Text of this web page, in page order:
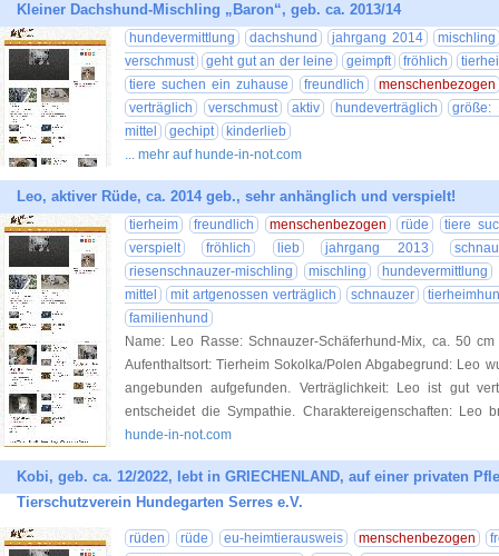
Kleiner Dachshund-Mischling „Baron“, geb. ca. 2013/14
hundevermittlung dachshund jahrgang 2014
mischling
verschmust
geht gut an der leine geimpft fröhlich
tiere suchen ein zuhause
freundlich
menschenbezogen
verträglich
verschmust aktiv hundeverträglich
größe:
mittel
gechipt
kinderlieb
... mehr auf hunde-in-not.com
Leo, aktiver Rüde, ca. 2014 geb., sehr anhänglich und verspielt!
tierheim freundlich menschenbezogen rüde
tiere
verspielt
fröhlich lieb jahrgang 2013
riesenschnauzer-mischling
mischling
hundevermittlung
mittel
mit artgenossen verträglich schnauzer
familienhund
Name: Leo Rasse: Schnauzer-Schäferhund-Mix, ca. 50
Aufenthaltsort: Tierheim Sokolka/Polen Abgabegrund: Leo
angebunden aufgefunden. Verträglichkeit: Leo ist gut
entscheidet die Sympathie. Charaktereigenschaften: Leo
hunde-in-not.com
Kobi, geb. ca. 12/2022, lebt in GRIECHENLAND, auf einer privaten
Tierschutzverein Hundegarten Serres e.V.
rüden rüde eu-heimtierausweis menschenbezogen